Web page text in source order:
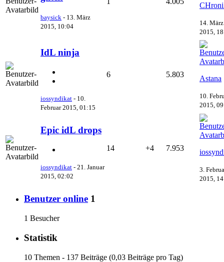
baysick - 13. März
2015, 10:04
14. März
2015,
IdL ninja
iossyndikat - 10.
Februar 2015, 01:15
6 5.803 Astana
10.
2015,
Epic idL drops
iossyndikat - 21. Januar
2015, 02:02
14 +4 7.953
3.
2015,
Benutzer online 1
1 Besucher
Statistik
10 Themen - 137 Beiträge (0,03 Beiträge pro Tag)